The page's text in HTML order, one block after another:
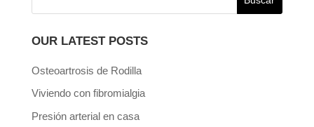
OUR LATEST POSTS
Osteoartrosis de Rodilla
Viviendo con fibromialgia
Presión arterial en casa